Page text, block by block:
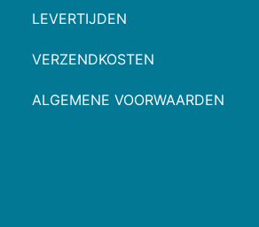
LEVERTIJDEN
VERZENDKOSTEN
ALGEMENE VOORWAARDEN